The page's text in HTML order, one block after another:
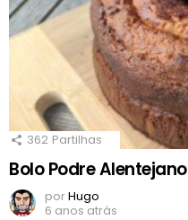
362 Partilhas
Bolo Podre Alentejano
porHugo
6 anos atrás